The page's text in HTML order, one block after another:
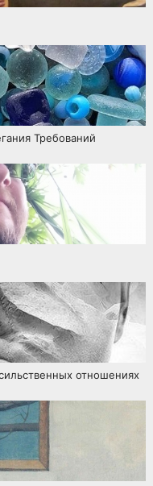
Требований
отношениях